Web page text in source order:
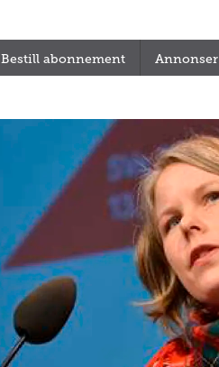
Bestill abonnement Annonser